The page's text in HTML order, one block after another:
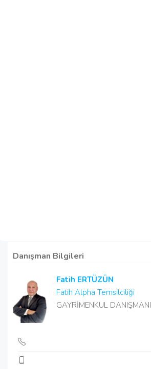
Danışman Bilgileri
Fatih ERTÜZÜN
Fatih Alpha Temsilciliği
GAYRİMENKUL DANIŞMANI